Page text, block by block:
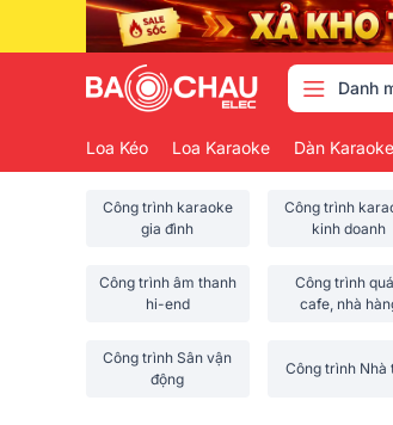
Danh
Loa Kéo Loa Karaoke Dàn Karaoke
Công trình karaoke
gia đình
Công trình
kinh doanh
Công trình âm thanh
hi-end
Công trình
cafe, nhà
Công trình Sân vận
động
Công trình Nhà